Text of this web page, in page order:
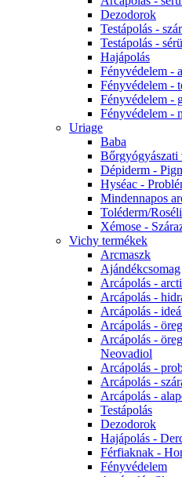
Dezodorok
Testápolás -
Testápolás -
Hajápolás
Fényvédelem -
Fényvédelem -
Fényvédelem -
Fényvédelem -
Uriage
Baba
Bőrgyógyászati
Dépiderm -
Hyséac -
Mindennapos
Toléderm/
Xémose -
Vichy termékek
Arcmaszk
Ajándékcsomag
Arcápolás -
Arcápolás -
Arcápolás -
Arcápolás -
Arcápolás -
Neovadiol
Arcápolás -
Arcápolás -
Arcápolás -
Testápolás
Dezodorok
Hajápolás -
Férfiaknak -
Fényvédelem